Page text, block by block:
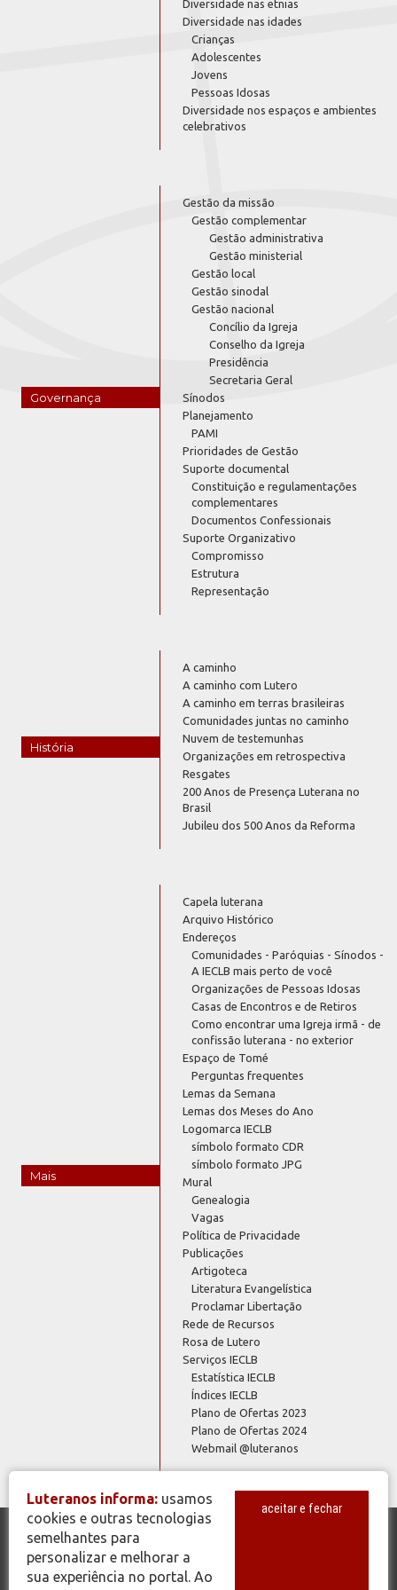
Diversidade nas etnias
Diversidade nas idades
Crianças
Adolescentes
Jovens
Pessoas Idosas
Diversidade nos espaços e ambientes
celebrativos
Governança
Gestão da missão
Gestão complementar
Gestão administrativa
Gestão ministerial
Gestão local
Gestão sinodal
Gestão nacional
Concílio da Igreja
Conselho da Igreja
Presidência
Secretaria Geral
Sínodos
Planejamento
PAMI
Prioridades de Gestão
Suporte documental
Constituição e regulamentações
complementares
Documentos Confessionais
Suporte Organizativo
Compromisso
Estrutura
Representação
História
A caminho
A caminho com Lutero
A caminho em terras brasileiras
Comunidades juntas no caminho
Nuvem de testemunhas
Organizações em retrospectiva
Resgates
200 Anos de Presença Luterana no
Brasil
Jubileu dos 500 Anos da Reforma
Mais
Capela luterana
Arquivo Histórico
Endereços
Comunidades - Paróquias - Sínodos -
A IECLB mais perto de você
Organizações de Pessoas Idosas
Casas de Encontros e de Retiros
Como encontrar uma Igreja irmã - de
confissão luterana - no exterior
Espaço de Tomé
Perguntas frequentes
Lemas da Semana
Lemas dos Meses do Ano
Logomarca IECLB
símbolo formato CDR
símbolo formato JPG
Mural
Genealogia
Vagas
Política de Privacidade
Publicações
Artigoteca
Literatura Evangelística
Proclamar Libertação
Rede de Recursos
Rosa de Lutero
Serviços IECLB
Estatística IECLB
Índices IECLB
Plano de Ofertas 2023
Plano de Ofertas 2024
Webmail @luteranos
© Copyright 2026 - Todos os Direitos Reservados - IECLB - Igreja
Evangélica de Confissão Luterana no Brasil - Portal Luteranos -
www.luteranos.com.br
Luteranos informa: usamos
cookies e outras tecnologias
semelhantes para
personalizar e melhorar a
sua experiência no portal. Ao
aceitar e fechar